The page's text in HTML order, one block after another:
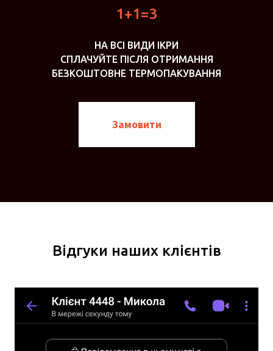
1+1=3
НА ВСІ ВИДИ ІКРИ
СПЛАЧУЙТЕ ПІСЛЯ ОТРИМАННЯ
БЕЗКОШТОВНЕ ТЕРМОПАКУВАННЯ
Замовити
Відгуки наших клієнтів